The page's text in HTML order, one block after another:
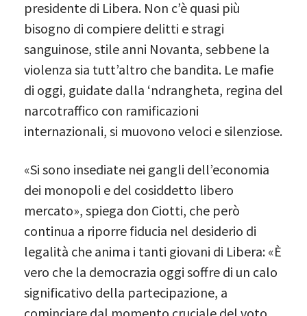
presidente di Libera. Non c’è quasi più
bisogno di compiere delitti e stragi
sanguinose, stile anni Novanta, sebbene la
violenza sia tutt’altro che bandita. Le mafie
di oggi, guidate dalla ‘ndrangheta, regina del
narcotraffico con ramificazioni
internazionali, si muovono veloci e silenziose.
«Si sono insediate nei gangli dell’economia
dei monopoli e del cosiddetto libero
mercato», spiega don Ciotti, che però
continua a riporre fiducia nel desiderio di
legalità che anima i tanti giovani di Libera: «È
vero che la democrazia oggi soffre di un calo
significativo della partecipazione, a
cominciare dal momento cruciale del voto.